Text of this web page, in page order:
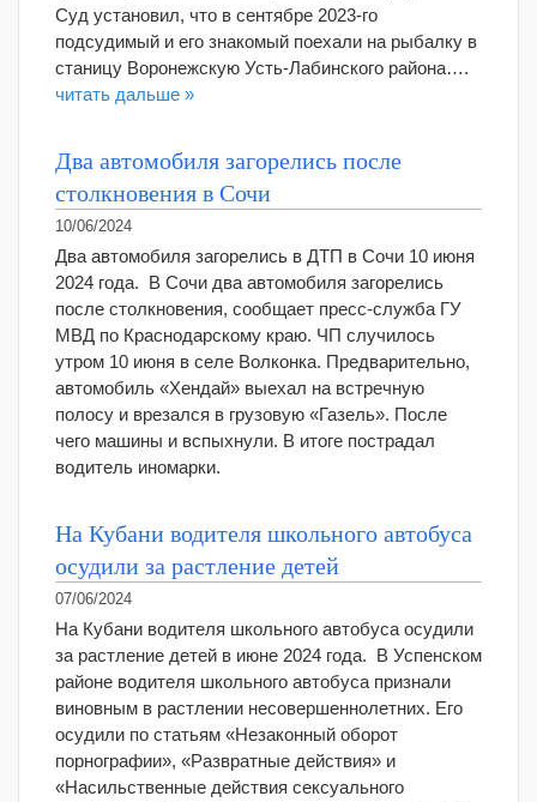
Суд установил, что в сентябре 2023-го
подсудимый и его знакомый поехали на рыбалку в
станицу Воронежскую Усть-Лабинского района….
читать дальше »
Два автомобиля загорелись после
столкновения в Сочи
10/06/2024
Два автомобиля загорелись в ДТП в Сочи 10 июня
2024 года. В Сочи два автомобиля загорелись
после столкновения, сообщает пресс-служба ГУ
МВД по Краснодарскому краю. ЧП случилось
утром 10 июня в селе Волконка. Предварительно,
автомобиль «Хендай» выехал на встречную
полосу и врезался в грузовую «Газель». После
чего машины и вспыхнули. В итоге пострадал
водитель иномарки.
На Кубани водителя школьного автобуса
осудили за растление детей
07/06/2024
На Кубани водителя школьного автобуса осудили
за растление детей в июне 2024 года. В Успенском
районе водителя школьного автобуса признали
виновным в растлении несовершеннолетних. Его
осудили по статьям «Незаконный оборот
порнографии», «Развратные действия» и
«Насильственные действия сексуального